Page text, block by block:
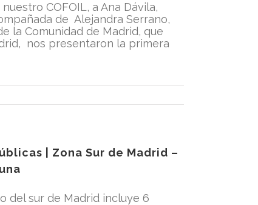
COFOIL, a Ana Dávila,
de Alejandra Serrano,
la Comunidad de Madrid, que
nos presentaron la primera
| Zona Sur de Madrid –
del sur de Madrid incluye 6